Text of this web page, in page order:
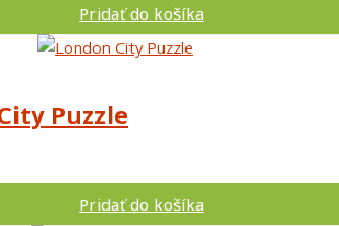
Pridať do košíka
Puzzle
Pridať do košíka